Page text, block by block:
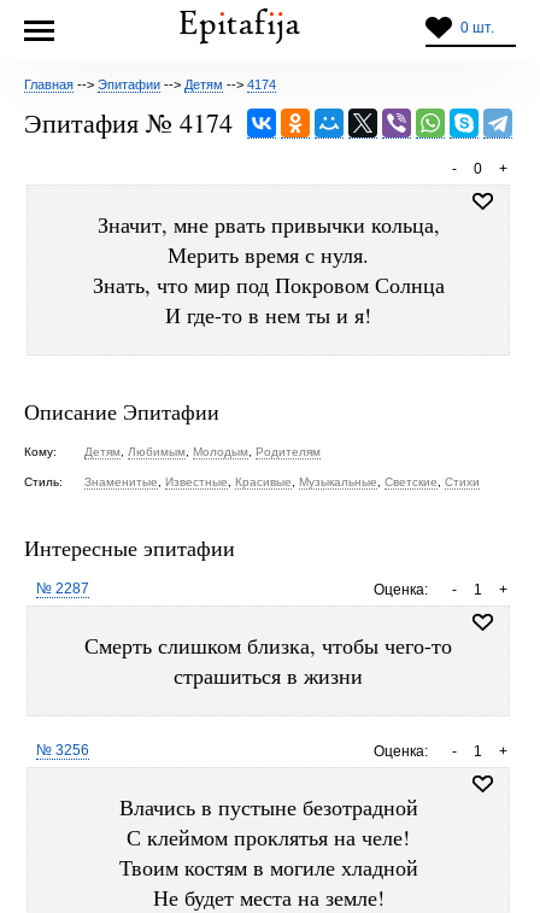
0 шт.
Главная --> Эпитафии --> Детям --> 4174
Эпитафия № 4174
+
0
-
Значит, мне рвать привычки кольца,
Мерить время с нуля.
Знать, что мир под Покровом Солнца
И где-то в нем ты и я!
Описание Эпитафии
Кому: Детям Любимым Молодым Родителям
Стиль: Знаменитые Известные Красивые Музыкальные Светские Стихи
Интересные эпитафии
Оценка: +
1
-
№ 2287
Смерть слишком близка, чтобы чего-то
страшиться в жизни
Оценка: +
1
-
№ 3256
Влачись в пустыне безотрадной
С клеймом проклятья на челе!
Твоим костям в могиле хладной
Не будет места на земле!